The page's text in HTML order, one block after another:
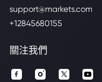
support@markets.com
+12845680155
關注我們